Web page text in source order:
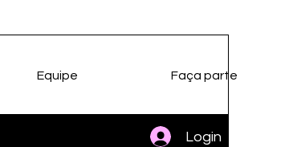
Login
Equipe Faça parte